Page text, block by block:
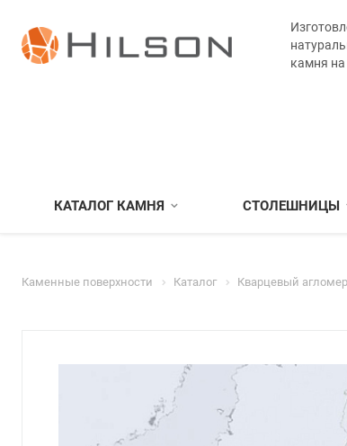
камня на
КАТАЛОГ КАМНЯ СТОЛЕШНИЦЫ
Каменные поверхности Каталог Кварцевый